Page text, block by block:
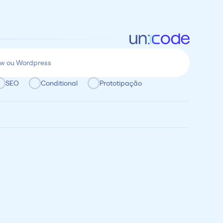
SEO Conditional
Prototipação